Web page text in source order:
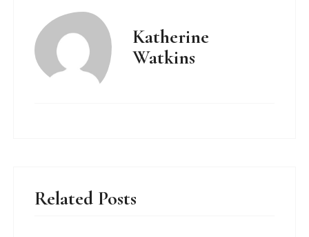
Katherine
Watkins
Related Posts